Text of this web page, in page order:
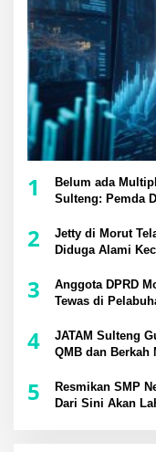
1
Belum ada
Sulteng: Pemda
2
Jetty di Morut
Diduga Alami
3
Anggota DPRD
Tewas di
4
JATAM Sulteng
QMB dan Berkah
5
Resmikan SMP
Dari Sini Akan